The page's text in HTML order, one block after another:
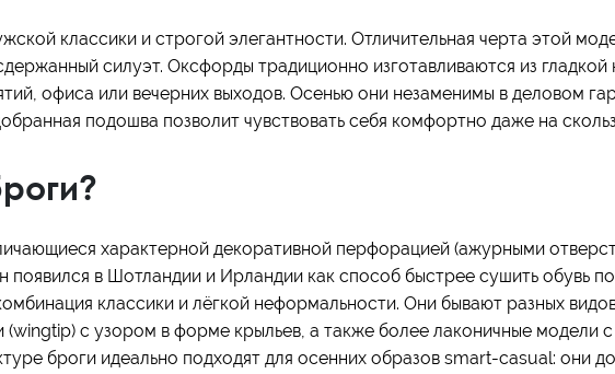
классики и строгой элегантности. Отличительная черта этой
силуэт. Оксфорды традиционно изготавливаются из
офиса или вечерних выходов. Осенью они незаменимы в деловом
подошва позволит чувствовать себя комфортно даже на
характерной декоративной перфорацией (ажурными
появился в Шотландии и Ирландии как способ быстрее сушить обувь
классики и лёгкой неформальности. Они бывают разных
(wingtip) с узором в форме крыльев, а также более лаконичные модели
броги идеально подходят для осенних образов smart-casual: они